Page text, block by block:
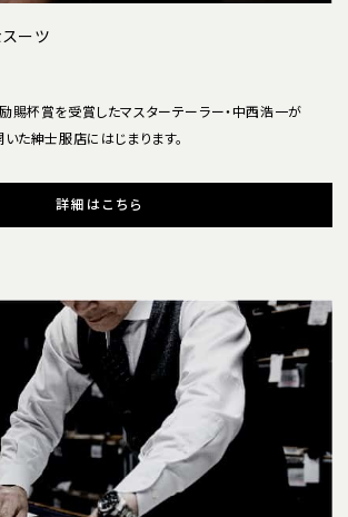
スーツ
賜杯賞を受賞したマスターテーラー・中西浩一が
た紳士服店にはじまります。
詳細はこちら